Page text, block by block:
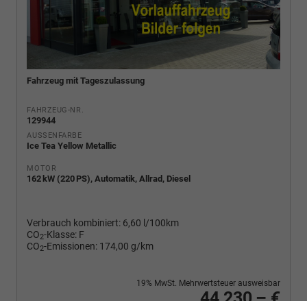
Fahrzeug mit Tageszulassung
FAHRZEUG-NR.
129944
AUSSENFARBE
Ice Tea Yellow Metallic
MOTOR
162 kW (220 PS), Automatik, Allrad, Diesel
Verbrauch kombiniert: 6,60 l/100km
CO2-Klasse: F
CO2-Emissionen: 174,00 g/km
19% MwSt. Mehrwertsteuer ausweisbar